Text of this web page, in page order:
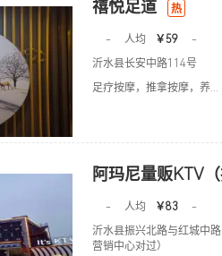
禧悦足道 热
- 人均 ￥59
-
沂水县长安中路114号
足疗按摩，推拿按摩，养...
阿玛尼量贩KTV
- 人均 ￥83
-
沂水县振兴北路与红城中
营销中心对过）